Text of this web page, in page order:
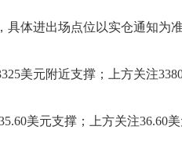
体进出场点位以实仓通知为准
美元附近支撑；上方关注3380
美元支撑；上方关注36.60美